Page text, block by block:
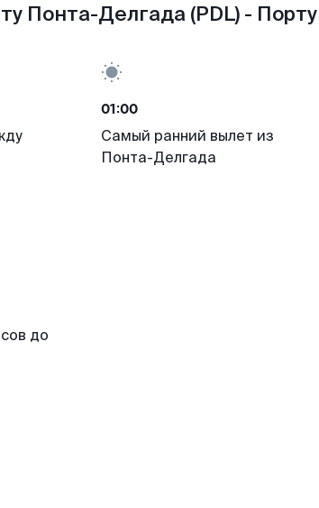
Понта-Делгада (PDL) - Порту
01:00
Самый ранний вылет из
Понта-Делгада
до